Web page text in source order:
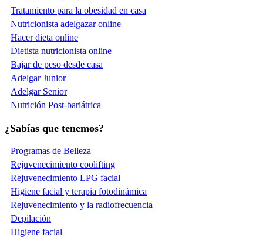
Tratamiento para la obesidad en casa
Nutricionista adelgazar online
Hacer dieta online
Dietista nutricionista online
Bajar de peso desde casa
Adelgar Junior
Adelgar Senior
Nutrición Post-bariátrica
¿Sabías que tenemos?
Programas de Belleza
Rejuvenecimiento coolifting
Rejuvenecimiento LPG facial
Higiene facial y terapia fotodinámica
Rejuvenecimiento y la radiofrecuencia
Depilación
Higiene facial